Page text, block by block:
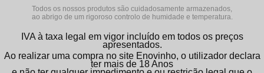
Todos os nossos produtos são cuidadosamente armazenados,
ao abrigo de um rigoroso controlo de humidade e temperatura.
IVA à taxa legal em vigor incluído em todos os preços
apresentados.
Ao realizar uma compra no site Enovinho, o utilizador declara
ter mais de 18 Anos